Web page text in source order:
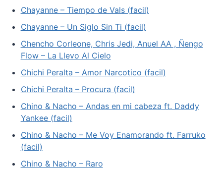
Chayanne – Tiempo de Vals (facil)
Chayanne – Un Siglo Sin Ti (facil)
Chencho Corleone, Chris Jedi, Anuel AA , Ñengo
Flow – La Llevo Al Cielo
Chichi Peralta – Amor Narcotico (facil)
Chichi Peralta – Procura (facil)
Chino & Nacho – Andas en mi cabeza ft. Daddy
Yankee (facil)
Chino & Nacho – Me Voy Enamorando ft. Farruko
(facil)
Chino & Nacho – Raro